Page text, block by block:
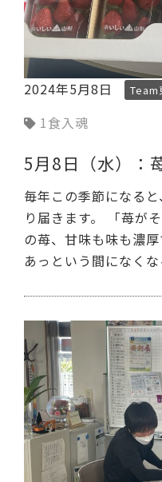
2024年5月8日 Team
1食入魂
5月8日（水）：
毎年この季節になる
り届きます。 「苺が
の苺、甘味も味も濃
あっという間になく